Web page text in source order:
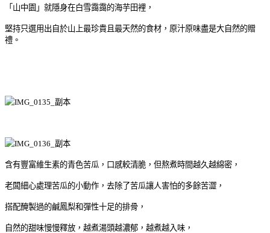
「山中園」就隱身在白雪靄靄的海芋田裡，
堅持只選用出自於山上最珍貴且最天然的食材，原汁原味盡是大自然的贈
禮。
含有豐富維生素的青色苦瓜，口感較清脆，但熬煮時間越久越綿密，
老闆細心處理苦瓜的小動作，去除了苦瓜讓人害怕的多餘苦澀，
搭配醃製過的鹹鳳梨和彈性十足的排骨，
自然的甜味慢慢釋放，越煮湯頭越濃郁，越煮越入味，